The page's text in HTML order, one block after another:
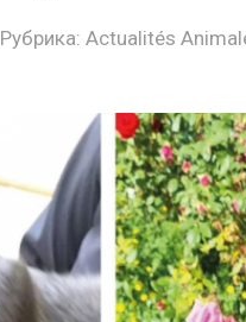
Рубрика: Actualités